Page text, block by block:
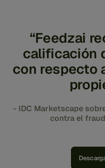
“Feedzai
calificación
con respecto
- IDC Marketscape
contra el